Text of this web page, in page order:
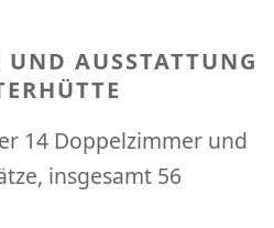
AUSSTATTUNG
14 Doppelzimmer und
insgesamt 56